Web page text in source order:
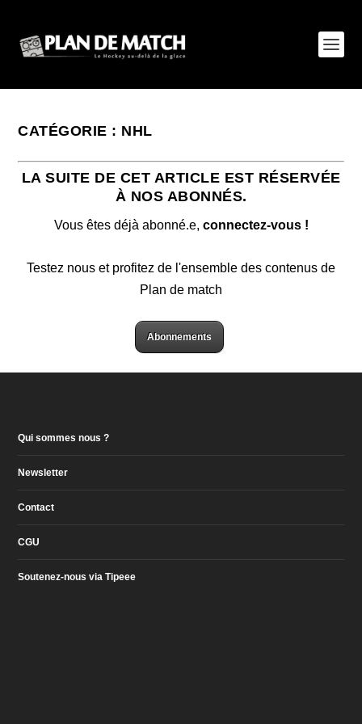
CATÉGORIE : NHL
LA SUITE DE CET ARTICLE EST RÉSERVÉE
À NOS ABONNÉS.
Vous êtes déjà abonné.e, connectez-vous !
Testez nous et profitez de l'ensemble des contenus de
Plan de match
Abonnements
Qui sommes nous ?
Newsletter
Contact
CGU
Soutenez-nous via Tipeee